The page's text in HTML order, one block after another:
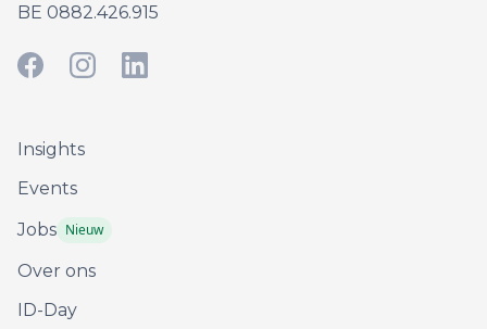
BE 0882.426.915
Insights
Events
Jobs Nieuw
Over ons
ID-Day